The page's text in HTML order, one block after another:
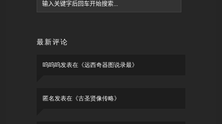
最新评论
呜呜呜发表在《远西奇器图说录最》
匿名发表在《古圣贤像传略》